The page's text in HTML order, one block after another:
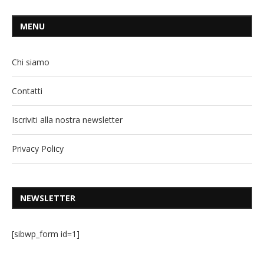
MENU
Chi siamo
Contatti
Iscriviti alla nostra newsletter
Privacy Policy
NEWSLETTER
[sibwp_form id=1]